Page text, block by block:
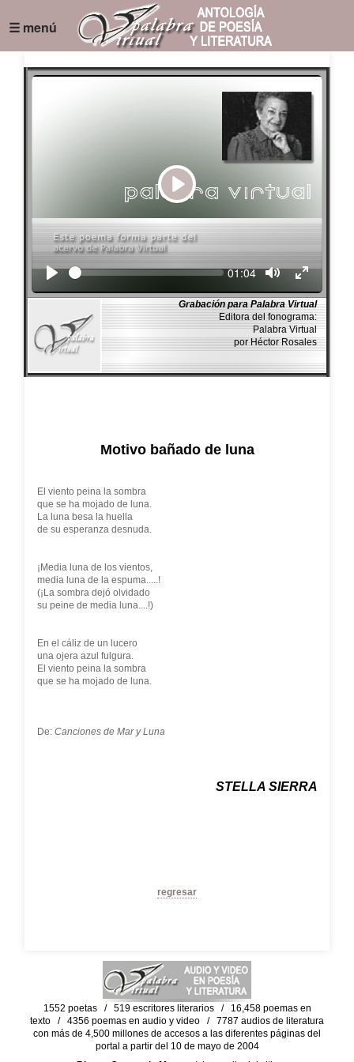
☰ menú
Play
Seek Current
01:04
Grabación para Palabra Virtual
Editora del fonograma:
Palabra Virtual
por Héctor Rosales
Motivo bañado de luna
El viento peina la sombra
que se ha mojado de luna.
La luna besa la huella
de su esperanza desnuda.
¡Media luna de los vientos,
media luna de la espuma.....!
(¡La sombra dejó olvidado
su peine de media luna....!)
En el cáliz de un lucero
una ojera azul fulgura.
El viento peina la sombra
que se ha mojado de luna.
De: Canciones de Mar y Luna
STELLA SIERRA
regresar
1552 poetas / 519 escritores literarios / 16,458 poemas en
texto / 4356 poemas en audio y video / 7787 audios de literatura
con más de 4,500 millones de accesos a las diferentes páginas del
portal a partir del 10 de mayo de 2004